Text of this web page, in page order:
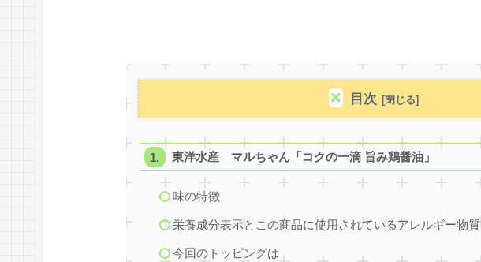
目次
東洋水産 マルちゃん「コクの一滴 旨み鶏醤油」
味の特徴
栄養成分表示とこの商品に使用されているアレルギー物質
今回のトッピングは